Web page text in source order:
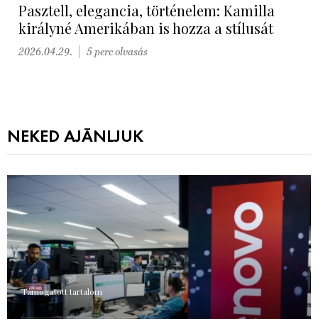
Pasztell, elegancia, történelem: Kamilla
királyné Amerikában is hozza a stílusát
2026.04.29. 5 perc olvasás
NEKED AJÁNLJUK
Támogatott tartalom